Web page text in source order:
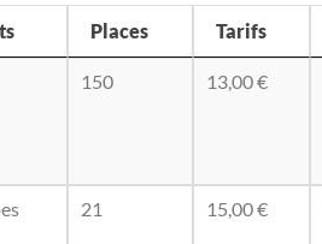
Places Tarifs
150 13,00 €
21 15,00 €